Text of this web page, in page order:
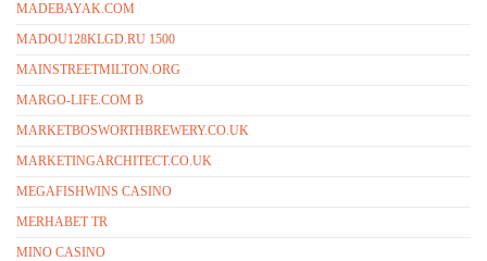
MADEBAYAK.COM
MADOU128KLGD.RU 1500
MAINSTREETMILTON.ORG
MARGO-LIFE.COM B
MARKETBOSWORTHBREWERY.CO.UK
MARKETINGARCHITECT.CO.UK
MEGAFISHWINS CASINO
MERHABET TR
MINO CASINO